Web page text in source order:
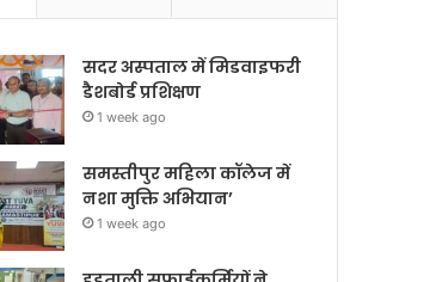
सदर अस्पताल में मिडवाइफरी
डैशबोर्ड प्रशिक्षण
1 week ago
समस्तीपुर महिला कॉलेज में
नशा मुक्ति अभियान’
1 week ago